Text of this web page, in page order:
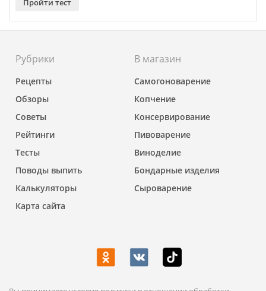
рождения. Все, что нужно – указать страну, в которой
Пройти тест
Рубрики
Рецепты
Обзоры
Советы
Рейтинги
Тесты
Поводы выпить
Калькуляторы
Карта сайта
В магазин
Самогоноварение
Копчение
Консервирование
Пивоварение
Виноделие
Бондарные изделия
Сыроварение